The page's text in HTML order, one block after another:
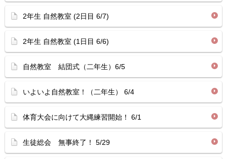
2年生 自然教室 (2日目 6/7)
2年生 自然教室 (1日目 6/6)
自然教室 結団式（二年生）6/5
いよいよ自然教室！（二年生） 6/4
体育大会に向けて大縄練習開始！ 6/1
生徒総会 無事終了！ 5/29